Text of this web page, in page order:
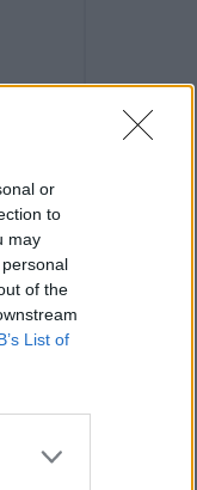
or
to
may
of the
List of